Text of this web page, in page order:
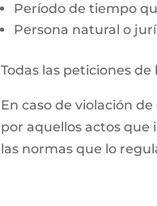
Período de tiempo
Persona natural o
Todas las peticiones
En caso de violación
por aquellos actos que
las normas que lo